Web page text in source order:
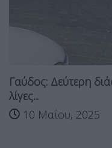
Γαύδος: Δεύτερη
λίγες...
10 Μαΐου, 2025